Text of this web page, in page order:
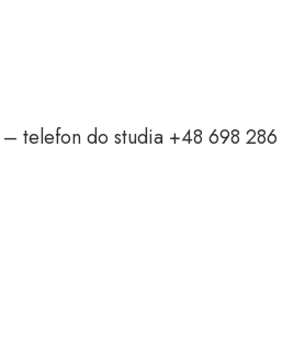
– telefon do studia +48 698 286